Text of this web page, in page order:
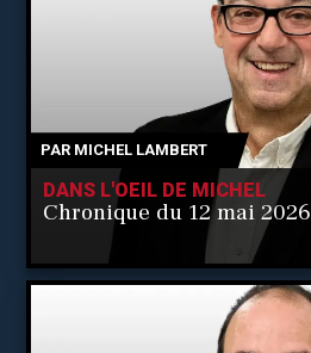
PAR MICHEL LAMBERT
DANS L'OEIL DE MICHEL
Chronique du 12 mai 2026